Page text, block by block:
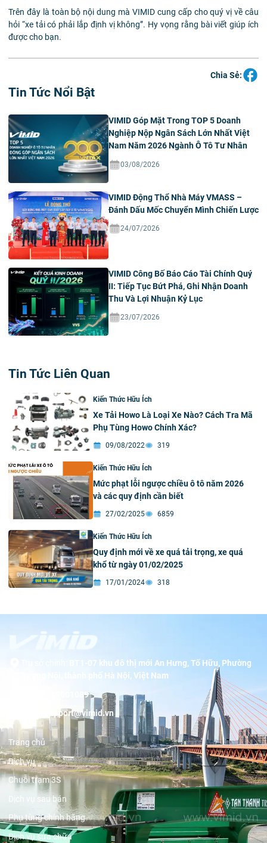
Trên đây là toàn bộ nội dung mà VIMID cung cấp cho quý vị về câu
hỏi “xe tải có phải lắp định vị không”. Hy vọng rằng bài viết giúp ích
được cho bạn.
Chia Sẻ:
Tin Tức Nổi Bật
VIMID Góp Mặt Trong TOP 5 Doanh
Nghiệp Nộp Ngân Sách Lớn Nhất Việt
Nam Năm 2026 Ngành Ô Tô Tư Nhân
03/08/2026
VIMID Động Thổ Nhà Máy VMASS –
Đánh Dấu Mốc Chuyển Mình Chiến Lược
24/07/2026
VIMID Công Bố Báo Cáo Tài Chính Quý
II: Tiếp Tục Bứt Phá, Ghi Nhận Doanh
Thu Và Lợi Nhuận Kỷ Lục
23/07/2026
Tin Tức Liên Quan
Kiến Thức Hữu Ích
Xe Tải Howo Là Loại Xe Nào? Cách Tra Mã
Phụ Tùng Howo Chính Xác?
09/08/2022 319
Kiến Thức Hữu Ích
Mức phạt lỗi ngược chiều ô tô năm 2026
và các quy định cần biết
27/02/2025 6859
Kiến Thức Hữu Ích
Quy định mới về xe quá tải trọng, xe quá
khổ từ ngày 01/02/2025
17/01/2024 318
BT1-07 khu đô thị mới An Hưng, Tố Hữu, Phường
Dương Nội, thành phố Hà Nội, Việt Nam
19001089
support@vimid.vn
Trang chủ
Dịch vụ
Chuỗi trạm 3S
Dịch vụ sau bán
Phụ tùng chính hãng
Dịch vụ sửa chữa